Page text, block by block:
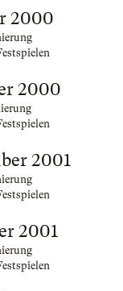
2000
2000
2001
2001